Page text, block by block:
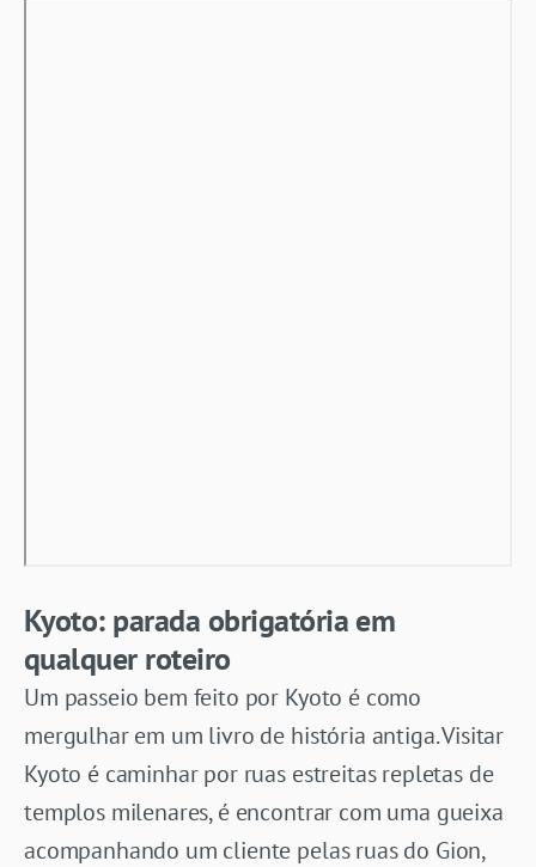
Kyoto: parada obrigatória em
qualquer roteiro
Um passeio bem feito por Kyoto é como
mergulhar em um livro de história antiga. Visitar
Kyoto é caminhar por ruas estreitas repletas de
templos milenares, é encontrar com uma gueixa
acompanhando um cliente pelas ruas do Gion,